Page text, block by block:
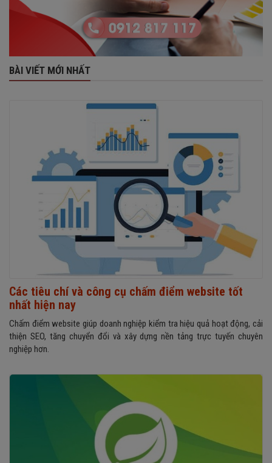
BÀI VIẾT MỚI NHẤT
Các tiêu chí và công cụ chấm điểm website tốt
nhất hiện nay
Chấm điểm website giúp doanh nghiệp kiểm tra hiệu quả hoạt động, cải
thiện SEO, tăng chuyển đổi và xây dựng nền tảng trực tuyến chuyên
nghiệp hơn.